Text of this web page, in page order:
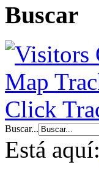
Buscar
Buscar...
Está aquí: